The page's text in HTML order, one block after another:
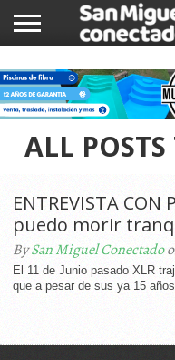
NOTICIAS
COMUNIDAD
COMERCIOS
ALL
ENTREVISTA CON
puedo morir
BySan Miguel Conectado
El 11 de Junio pasado XLR
que a pesar de sus ya 15